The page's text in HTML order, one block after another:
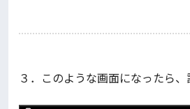
３．このような画面になったら、